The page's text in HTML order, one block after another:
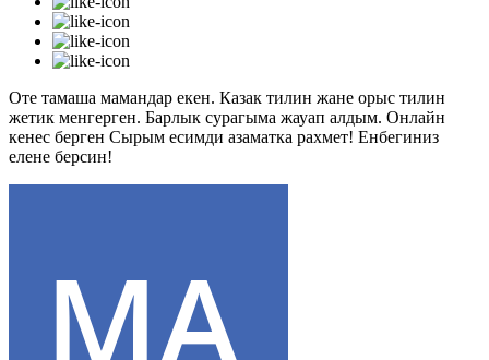
Оте тамаша мамандар екен. Казак тилин жане орыс тилин
жетик менгерген. Барлык сурагыма жауап алдым. Онлайн
кенес берген Сырым есимди азаматка рахмет! Енбегиниз
елене берсин!